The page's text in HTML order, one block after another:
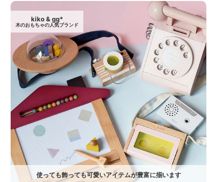
kiko & gg*
木のおもちゃの人気ブランド
使っても飾っても可愛いアイテムが豊富に揃います